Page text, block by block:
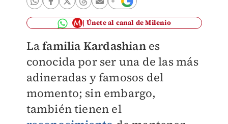
Únete al canal de Milenio
Lafamilia Kardashianes
conocida por ser una de las más
adineradas y famosos del
momento; sin embargo,
también tienen el